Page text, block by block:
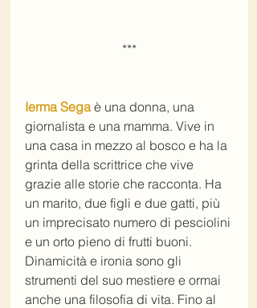
***
Ierma Sega è una donna, una
giornalista e una mamma. Vive in
una casa in mezzo al bosco e ha la
grinta della scrittrice che vive
grazie alle storie che racconta. Ha
un marito, due figli e due gatti, più
un imprecisato numero di pesciolini
e un orto pieno di frutti buoni.
Dinamicità e ironia sono gli
strumenti del suo mestiere e ormai
anche una filosofia di vita. Fino al